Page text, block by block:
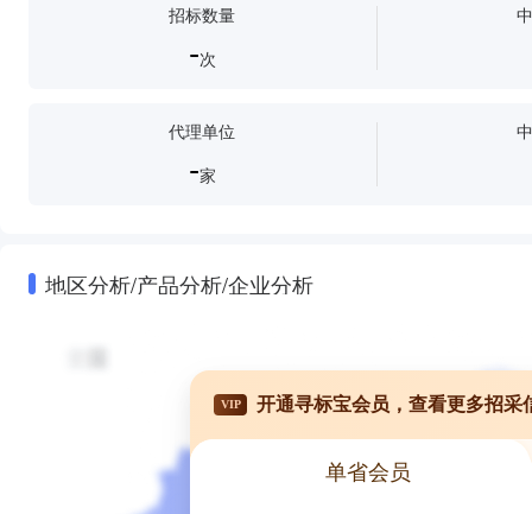
空调空调空调空调空调空调空调空调空调空调空调空调空调空调空调空调空
招标数量
-次
代理单位
-家
地区分析/产品分析/企业分析
VIP 开通寻标宝会员，查看更多招采
单省会员